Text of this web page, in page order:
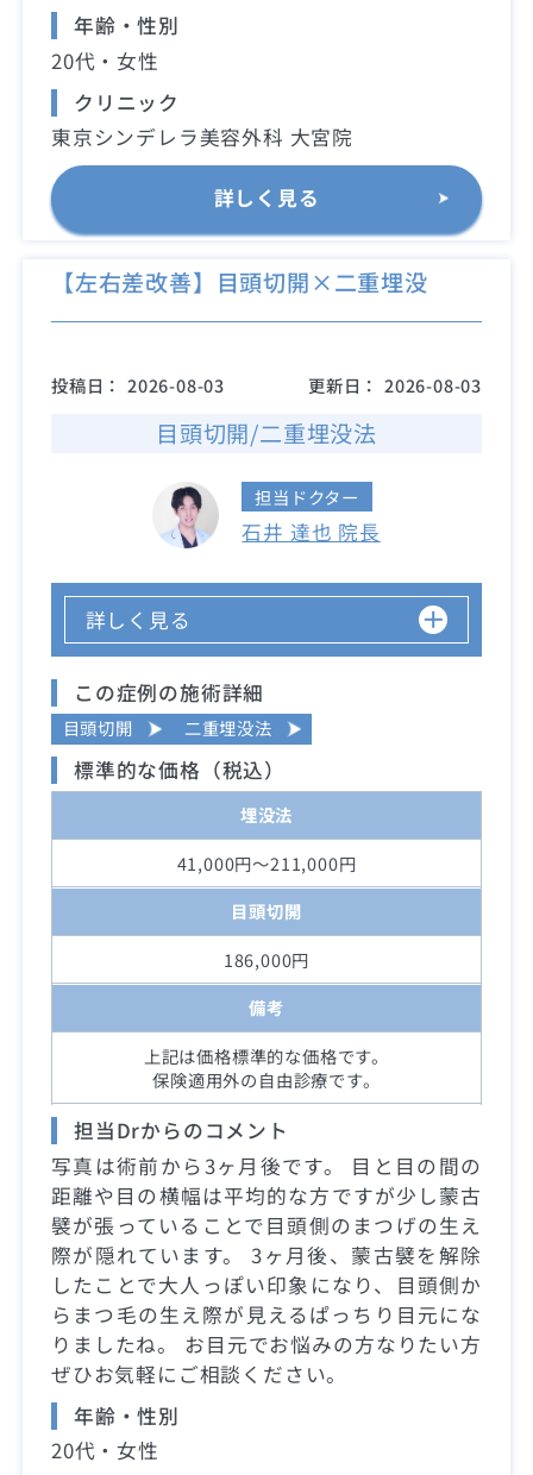
年齢・性別
20代・女性
クリニック
東京シンデレラ美容外科 大宮院
詳しく見る
【左右差改善】目頭切開×二重埋没
投稿日： 2026-08-03 更新日： 2026-08-03
目頭切開/二重埋没法
担当ドクター
石井 達也 院長
詳しく見る
この症例の施術詳細
目頭切開 二重埋没法
標準的な価格（税込）
埋没法
41,000円～211,000円
目頭切開
186,000円
備考
上記は価格標準的な価格です。
保険適用外の自由診療です。
担当Drからのコメント
写真は術前から3ヶ月後です。 目と目の間の
距離や目の横幅は平均的な方ですが少し蒙古
襞が張っていることで目頭側のまつげの生え
際が隠れています。 3ヶ月後、蒙古襞を解除
したことで大人っぽい印象になり、目頭側か
らまつ毛の生え際が見えるぱっちり目元にな
りましたね。 お目元でお悩みの方なりたい方
ぜひお気軽にご相談ください。
年齢・性別
20代・女性